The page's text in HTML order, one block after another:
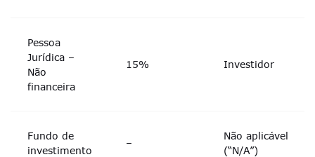
Pessoa
Jurídica –
Não
financeira
15% Investidor
Fundo de
investimento
–
Não aplicável
(“N/A”)